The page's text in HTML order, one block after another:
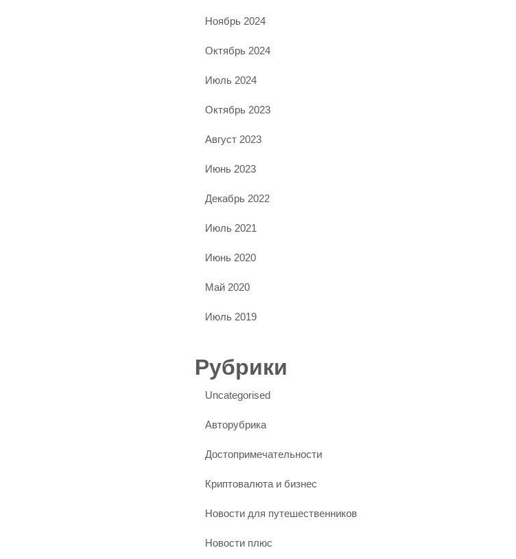
Ноябрь 2024
Октябрь 2024
Июль 2024
Октябрь 2023
Август 2023
Июнь 2023
Декабрь 2022
Июль 2021
Июнь 2020
Май 2020
Июль 2019
Рубрики
Uncategorised
Авторубрика
Достопримечательности
Криптовалюта и бизнес
Новости для путешественников
Новости плюс